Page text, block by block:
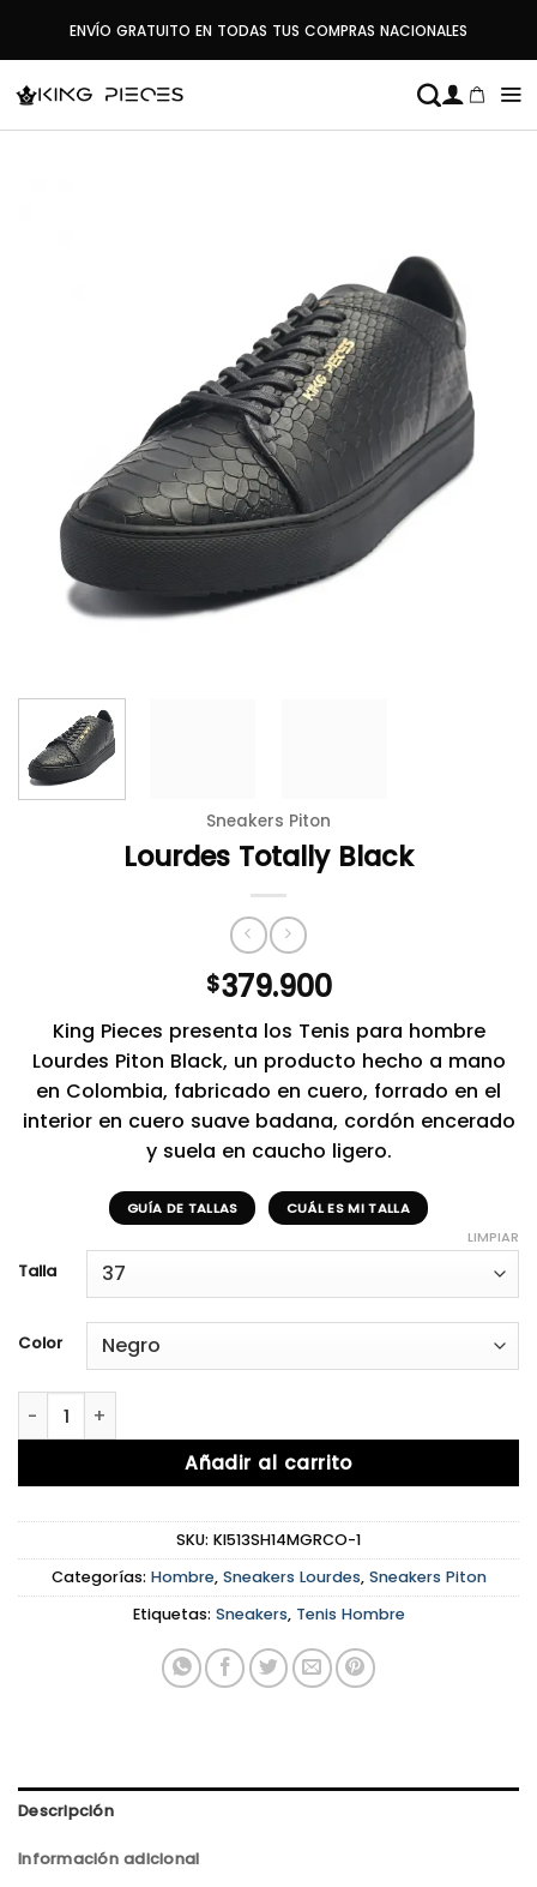
ENVÍO GRATUITO EN TODAS TUS COMPRAS NACIONALES
Sneakers Piton
Lourdes Totally Black
$379.900
King Pieces presenta los Tenis para hombre
Lourdes Piton Black, un producto hecho a mano
en Colombia, fabricado en cuero, forrado en el
interior en cuero suave badana, cordón encerado
y suela en caucho ligero.
GUÍA DE TALLAS CUÁL ES MI TALLA
Talla
Color
LIMPIAR
Lourdes Totally Black cantidad
Añadir al carrito
SKU: KI513SH14MGRCO-1
Categorías: Hombre, Sneakers Lourdes, Sneakers Piton
Etiquetas: Sneakers, Tenis Hombre
Descripción
Información adicional